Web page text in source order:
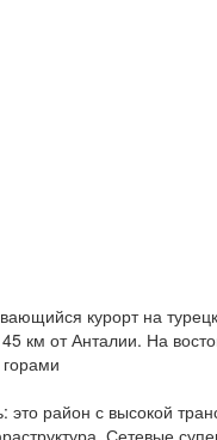
курорт на
км от Анталии. На
район с высокой